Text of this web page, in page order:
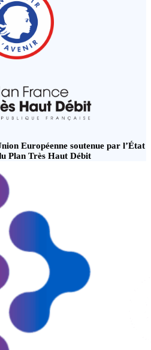
Européenne soutenue par l’État
Plan Très Haut Débit